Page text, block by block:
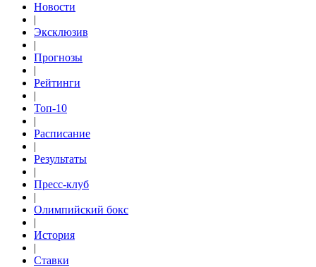
Новости
|
Эксклюзив
|
Прогнозы
|
Рейтинги
|
Топ-10
|
Расписание
|
Результаты
|
Пресс-клуб
|
Олимпийский бокс
|
История
|
Ставки